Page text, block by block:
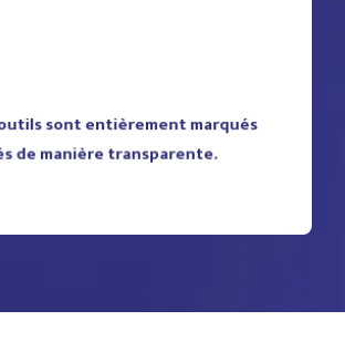
sont entièrement marqués
de manière transparente.